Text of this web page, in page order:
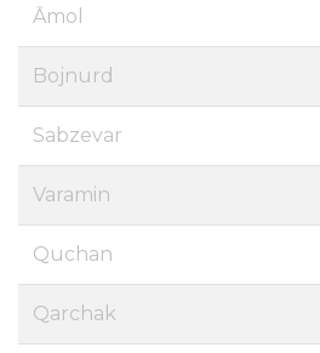
Āmol
Bojnurd
Sabzevar
Varamin
Quchan
Qarchak